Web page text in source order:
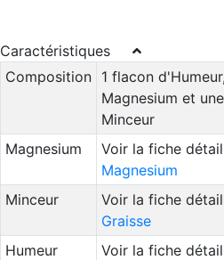
Caractéristiques
Composition
1 flacon
Magnesium et
Minceur
Magnesium
Voir la fiche
Magnesium
Minceur
Voir la fiche
Graisse
Humeur
Voir la fiche